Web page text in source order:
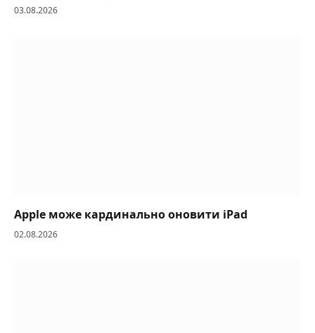
03.08.2026
Apple може кардинально оновити iPad
02.08.2026